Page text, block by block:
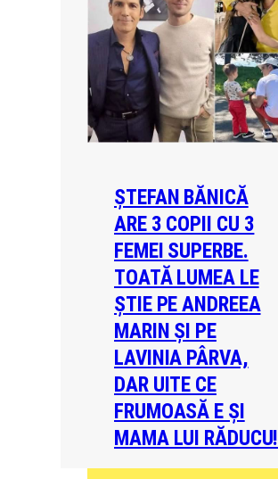
ȘTEFAN BĂNICĂ
ARE 3 COPII CU 3
FEMEI SUPERBE.
TOATĂ LUMEA LE
ȘTIE PE ANDREEA
MARIN ȘI PE
LAVINIA PÂRVA,
DAR UITE CE
FRUMOASĂ E ȘI
MAMA LUI RĂDUCU!